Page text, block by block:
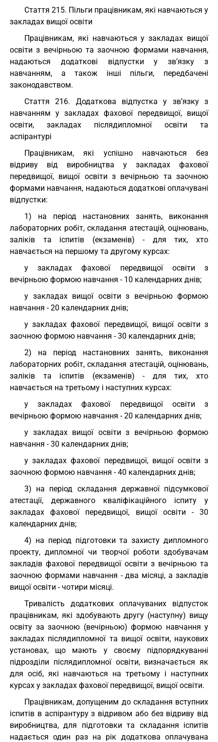
Cтаття 215. Пільги працівникам, які навчаються у
закладах вищої освіти
Працівникам, які навчаються у закладах вищої
освіти з вечірньою та заочною формами навчання,
надаються додаткові відпустки у зв’язку з
навчанням, а також інші пільги, передбачені
законодавством.
Cтаття 216. Додаткова відпустка у зв’язку з
навчанням у закладах фахової передвищої, вищої
освіти, закладах післядипломної освіти та
аспірантурі
Працівникам, які успішно навчаються без
відриву від виробництва у закладах фахової
передвищої, вищої освіти з вечірньою та заочною
формами навчання, надаються додаткові оплачувані
відпустки:
1) на період настановних занять, виконання
лабораторних робіт, складання атестацій, оцінювань,
заліків та іспитів (екзаменів) - для тих, хто
навчається на першому та другому курсах:
у закладах фахової передвищої освіти з
вечірньою формою навчання - 10 календарних днів;
у закладах вищої освіти з вечірньою формою
навчання - 20 календарних днів;
у закладах фахової передвищої, вищої освіти з
заочною формою навчання - 30 календарних днів;
2) на період настановних занять, виконання
лабораторних робіт, складання атестацій, оцінювань,
заліків та іспитів (екзаменів) - для тих, хто
навчається на третьому і наступних курсах:
у закладах фахової передвищої освіти з
вечірньою формою навчання - 20 календарних днів;
у закладах вищої освіти з вечірньою формою
навчання - 30 календарних днів;
у закладах фахової передвищої, вищої освіти з
заочною формою навчання - 40 календарних днів;
3) на період складання державної підсумкової
атестації, державного кваліфікаційного іспиту у
закладах фахової передвищої, вищої освіти - 30
календарних днів;
4) на період підготовки та захисту дипломного
проекту, дипломної чи творчої роботи здобувачам
закладів фахової передвищої освіти з вечірньою та
заочною формами навчання - два місяці, а закладів
вищої освіти - чотири місяці.
Тривалість додаткових оплачуваних відпусток
працівникам, які здобувають другу (наступну) вищу
освіту за заочною (вечірньою) формою навчання у
закладах післядипломної та вищої освіти, наукових
установах, що мають у своєму підпорядкуванні
підрозділи післядипломної освіти, визначається як
для осіб, які навчаються на третьому і наступних
курсах у закладах фахової передвищої, вищої освіти.
Працівникам, допущеним до складання вступних
іспитів в аспірантуру з відривом або без відриву від
виробництва, для підготовки та складання іспитів
надається один раз на рік додаткова оплачувана